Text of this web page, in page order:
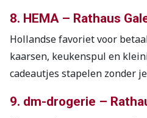
8. HEMA – Rathaus
Hollandse favoriet voor
kaarsen, keukenspul en
cadeautjes stapelen zonder
9. dm-drogerie –